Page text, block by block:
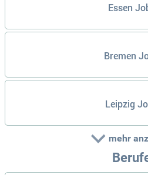
Essen
Bremen
Leipzig
mehr